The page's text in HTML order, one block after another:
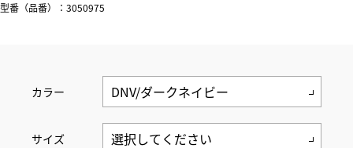
型番（品番）：3050975
カラー
サイズ